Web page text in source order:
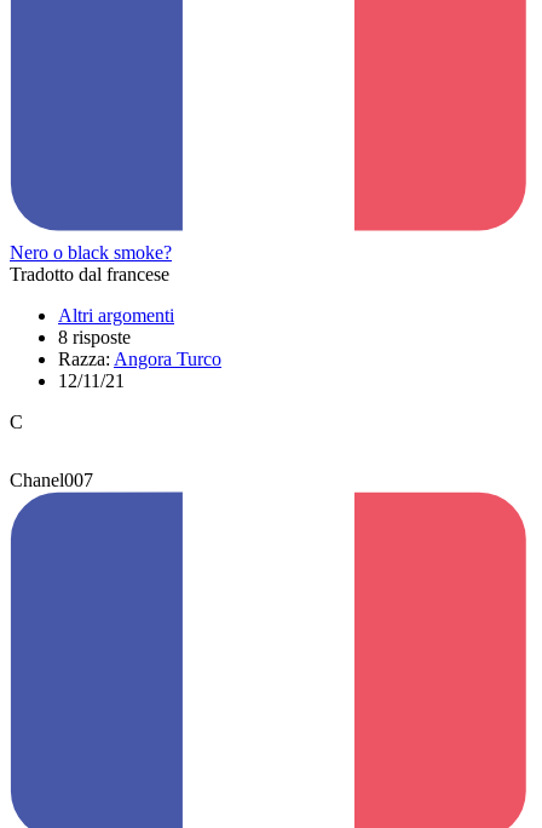
Nero o black smoke?
Tradotto dal francese
Altri argomenti
8 risposte
Razza: Angora Turco
12/11/21
C
Chanel007